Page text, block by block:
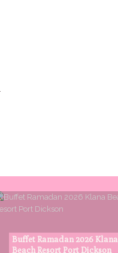
Buffet Ramadan 2026 Klana
Beach Resort Port Dickson